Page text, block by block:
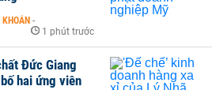
-
1 phút trước
Đức Giang
hai ứng viên